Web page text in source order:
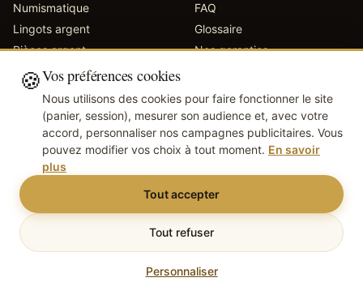
🍪Vos préférences cookies
Nous utilisons des cookies pour faire fonctionner le site
(panier, session), mesurer son audience et, avec votre
accord, personnaliser nos campagnes publicitaires. Vous
pouvez modifier vos choix à tout moment. En savoir
plus
Personnaliser
Tout refuser
Tout accepter
Numismatique
Lingots argent
Pièces argent
Catalogue des pièces
Or cadeau
FAQ
Glossaire
Nos garanties
À propos
Contact
contact@banquedor.be
010 / 41 47 40
© · BCE 0801.785.370· Inscrit Monnaie Royale de
Belgique
ConfidentialitéCookiesGérer mes cookies